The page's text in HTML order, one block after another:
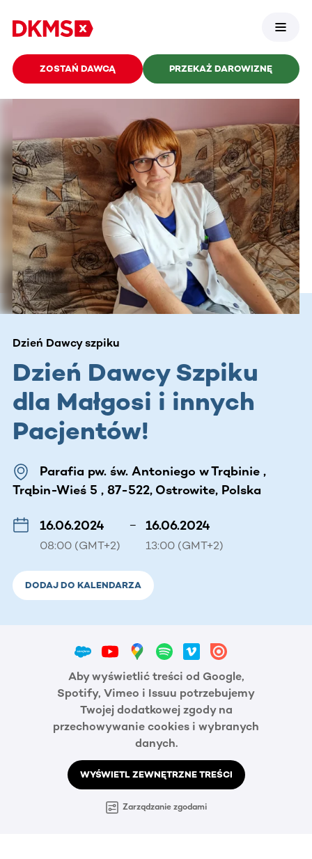
ZOSTAŃ DAWCĄ PRZEKAŻ DAROWIZNĘ
Dzień Dawcy szpiku
Dzień Dawcy Szpiku
dla Małgosi i innych
Pacjentów!
Parafia pw. św. Antoniego w Trąbinie ,
Trąbin-Wieś 5 , 87-522, Ostrowite, Polska
16.06.2024
08:00 (GMT+2)
– 16.06.2024
13:00 (GMT+2)
DODAJ DO KALENDARZA
Aby wyświetlić treści od Google,
Spotify, Vimeo i Issuu potrzebujemy
Twojej dodatkowej zgody na
przechowywanie cookies i wybranych
danych.
WYŚWIETL ZEWNĘTRZNE TREŚCI
Zarządzanie zgodami